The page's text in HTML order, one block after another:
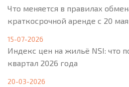
Что меняется в правилах
краткосрочной аренде с 20
15-07-2026
Индекс цен на жильё NSI: что
квартал 2026 года
20-03-2026